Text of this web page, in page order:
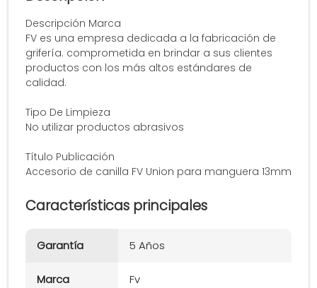
Descripción Marca
FV es una empresa dedicada a la fabricación de
grifería. comprometida en brindar a sus clientes
productos con los más altos estándares de
calidad.
Tipo De Limpieza
No utilizar productos abrasivos
Título Publicación
Accesorio de canilla FV Union para manguera 13mm
Características principales
Garantía 5 Años
Marca Fv